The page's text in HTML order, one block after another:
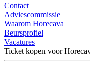
Contact
Adviescommissie
Waarom Horecava
Beursprofiel
Vacatures
Ticket kopen voor